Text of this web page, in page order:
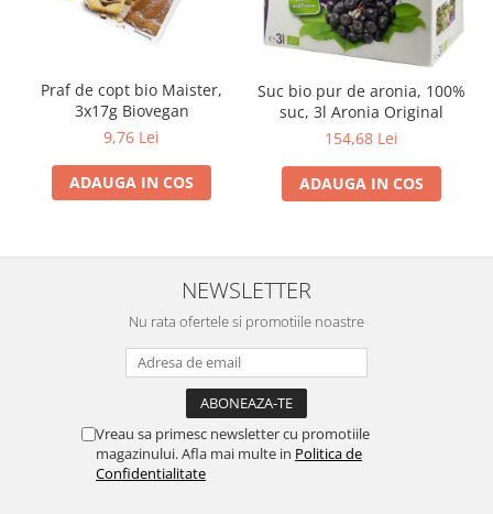
Praf de copt bio Maister,
3x17g Biovegan
9,76 Lei
ADAUGA IN COS
Suc bio pur de aronia, 100%
suc, 3l Aronia Original
154,68 Lei
ADAUGA IN COS
NEWSLETTER
Nu rata ofertele si promotiile noastre
Vreau sa primesc newsletter cu promotiile
magazinului. Afla mai multe in Politica de
Confidentialitate